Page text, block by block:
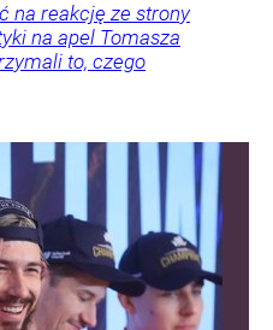
na reakcję ze strony
na apel Tomasza
to, czego